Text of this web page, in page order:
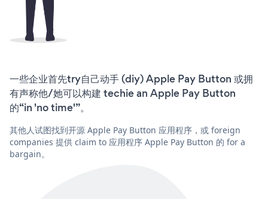
一些企业首先try自己动手 (diy) Apple Pay Button 或拥
有声称他/她可以构建 techie an Apple Pay Button
的“in 'no time'”。
其他人试图找到开源 Apple Pay Button 应用程序，或 foreign
companies 提供 claim to 应用程序 Apple Pay Button 的 for a
bargain。